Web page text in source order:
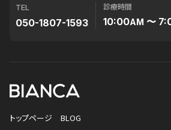
TEL
050-1807-1593
診療時間
10:00AM 〜
トップページ
BLOG